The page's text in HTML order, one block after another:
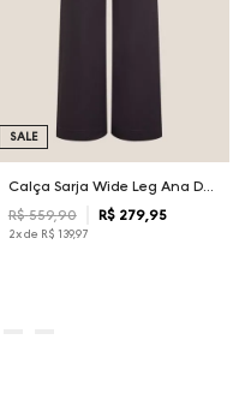
Calça Sarja Wide Leg Ana Dudalina Feminina
R$ 559,90 R$ 279, 95
2x de R$ 139,97
SALE